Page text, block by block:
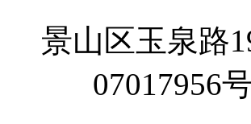
景山区玉泉
07017956